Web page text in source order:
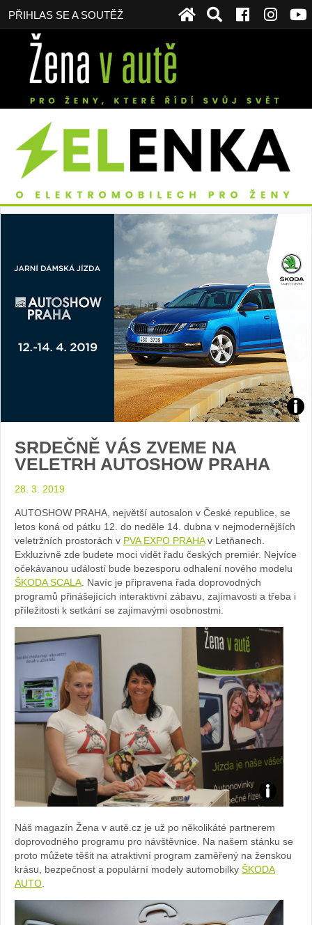
PŘIHLAS SE A SOUTĚŽ
SRDEČNĚ VÁS ZVEME NA
VELETRH AUTOSHOW PRAHA
28. 3. 2019
AUTOSHOW PRAHA, největší autosalon v České republice, se
letos koná od pátku 12. do neděle 14. dubna v nejmodernějších
veletržních prostorách v PVA EXPO PRAHAv Letňanech.
Exkluzivně zde budete moci vidět řadu českých premiér. Nejvíce
očekávanou událostí bude bezesporu odhalení nového modelu
ŠKODA SCALA . Navíc je připravena řada doprovodných
programů přinášejících interaktivní zábavu, zajímavosti a třeba i
příležitosti k setkání se zajímavými osobnostmi.
Foto:
Sabina
Kvášová
Náš magazín Žena v autě.cz je už po několikáté partnerem
doprovodného programu pro návštěvnice. Na našem stánku se
proto můžete těšit na atraktivní program zaměřený na ženskou
krásu, bezpečnost a populární modely automobilky ŠKODA
AUTO